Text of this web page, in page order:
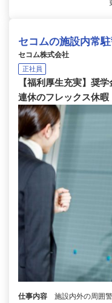
セコムの施設内常
セコム株式会社
正社員
【福利厚生充実】奨
連休のフレックス休暇
仕事内容
施設内外の周囲